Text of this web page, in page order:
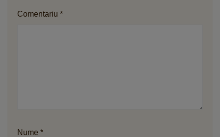
Comentariu *
Nume *